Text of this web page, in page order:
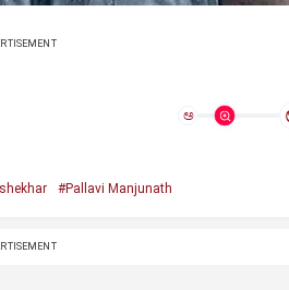
ಅ
#Pallavi Manjunath